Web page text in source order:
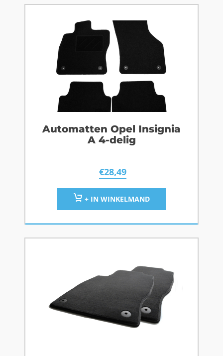
Automatten Opel Insignia
A 4-delig
€28,49
+ IN WINKELMAND